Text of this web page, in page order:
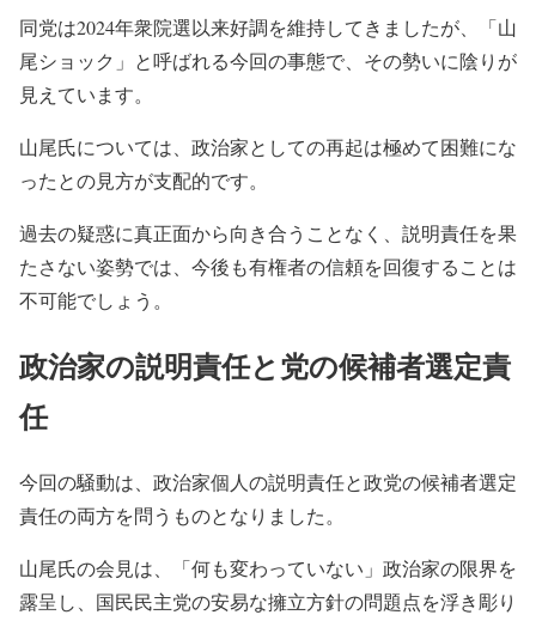
同党は2024年衆院選以来好調を維持してきましたが、「山
尾ショック」と呼ばれる今回の事態で、その勢いに陰りが
見えています。
山尾氏については、政治家としての再起は極めて困難にな
ったとの見方が支配的です。
過去の疑惑に真正面から向き合うことなく、説明責任を果
たさない姿勢では、今後も有権者の信頼を回復することは
不可能でしょう。
政治家の説明責任と党の候補者選定責
任
今回の騒動は、政治家個人の説明責任と政党の候補者選定
責任の両方を問うものとなりました。
山尾氏の会見は、「何も変わっていない」政治家の限界を
露呈し、国民民主党の安易な擁立方針の問題点を浮き彫り